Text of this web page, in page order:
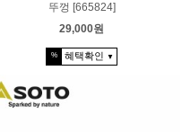
뚜껑 [665824]
29,000원
% 혜택확인 ▼